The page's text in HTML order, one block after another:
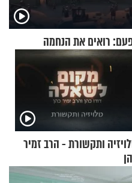
רואים את הנחמה
ותקשורת - הרב זמיר